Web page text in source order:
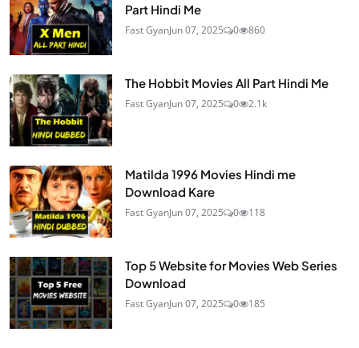
Part Hindi Me
Fast GyanJun 07, 2025 0 860
The Hobbit Movies All Part Hindi Me
Fast GyanJun 07, 2025 0 2.1k
Matilda 1996 Movies Hindi me
Download Kare
Fast GyanJun 07, 2025 0 118
Top 5 Website for Movies Web Series
Download
Fast GyanJun 07, 2025 0 185